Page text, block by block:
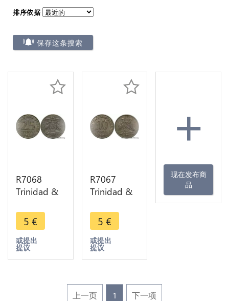
排序依据
保存这条搜索
R7068
Trinidad &
Cents 1966
-> Make
offer
5 €
或提出
提议
R7067
Trinidad &
Cents 1971
-> Make
offer
5 €
或提出
提议
+
现在发布商
品
上一页 1 下一项